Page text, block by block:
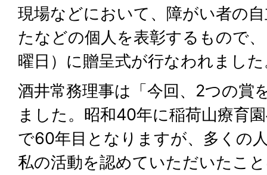
現場などにおいて、障がい者の
たなどの個人を表彰するもので
曜日）に贈呈式が行なわれまし
酒井常務理事は「今回、2つの賞
ました。昭和40年に稲荷山療育
で60年目となりますが、多くの
私の活動を認めていただいたこ